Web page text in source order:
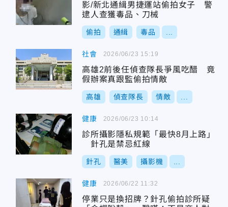
影/新北通緝男捷運站偷拍女子 警
逮人查獲毒品、刀械
偷拍 通緝 毒品
社會
高雄2前後任偵查隊長爭風吃醋 竟
假辦案真跟監偷拍情敵
高雄 偵查隊長 情敵
2026/06/23 15:19
健康
診所攝影隱私規範「最快8月上路」
針孔是禁忌紅線
針孔 醫美 攝影機
2026/06/23 10:14
健康
停業只是換招牌？針孔偷拍診所疑
2026/06/22 11:32